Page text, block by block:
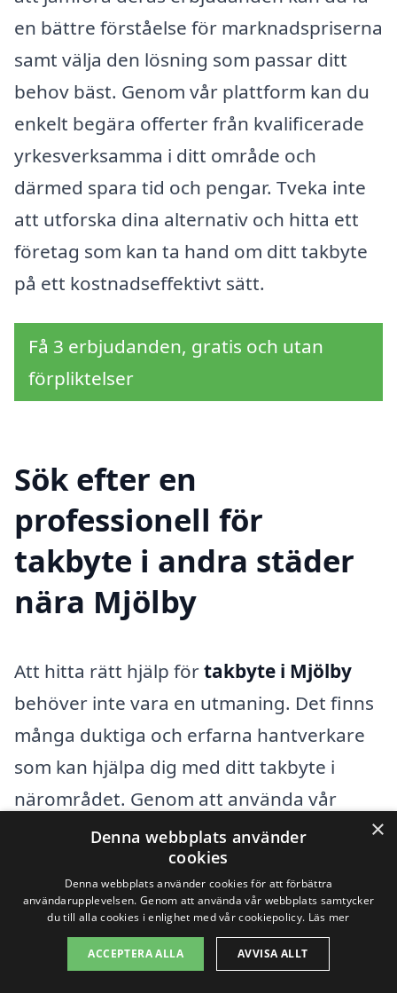
en bättre förståelse för marknadspriserna
samt välja den lösning som passar ditt
behov bäst. Genom vår plattform kan du
enkelt begära offerter från kvalificerade
yrkesverksamma i ditt område och
därmed spara tid och pengar. Tveka inte
att utforska dina alternativ och hitta ett
företag som kan ta hand om ditt takbyte
på ett kostnadseffektivt sätt.
Få 3 erbjudanden, gratis och utan
förpliktelser
Sök efter en
professionell för
takbyte i andra städer
nära Mjölby
Att hitta rätt hjälp förtakbyte i Mjölby
behöver inte vara en utmaning. Det finns
många duktiga och erfarna hantverkare
som kan hjälpa dig med ditt takbyte i
närområdet. Genom att använda vår
plattform kan du enkelt få tillgång till olika
erbjudanden från företag som är
specialiserade på takbyte. Men ibland kan
det vara bra att titta lite längre bort än
bara i Mjölby för att hitta den bästa
×
Denna webbplats använder
cookies
Denna webbplats använder cookies för att förbättra
användarupplevelsen. Genom att använda vår webbplats samtycker
du till alla cookies i enlighet med vår cookiepolicy. Läs mer
ACCEPTERA ALLA AVVISA ALLT